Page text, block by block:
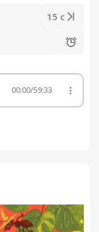
15 с
00:00/59:33